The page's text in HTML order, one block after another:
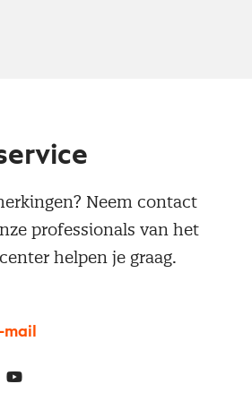
Neem contact
professionals van het
helpen je graag.
YouTube